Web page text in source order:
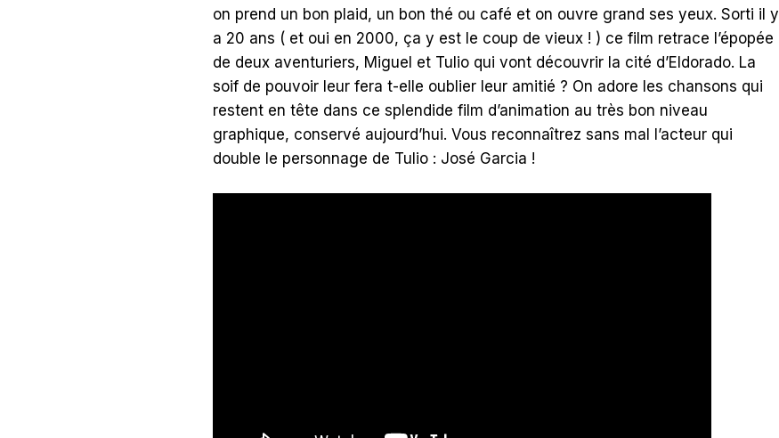
on prend un bon plaid, un bon thé ou café et on ouvre grand ses yeux. Sorti il y
a 20 ans ( et oui en 2000, ça y est le coup de vieux ! ) ce film retrace l’épopée
de deux aventuriers, Miguel et Tulio qui vont découvrir la cité d’Eldorado. La
soif de pouvoir leur fera t-elle oublier leur amitié ? On adore les chansons qui
restent en tête dans ce splendide film d’animation au très bon niveau
graphique, conservé aujourd’hui. Vous reconnaîtrez sans mal l’acteur qui
double le personnage de Tulio : José Garcia !